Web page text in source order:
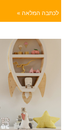
לכתבה המלאה »